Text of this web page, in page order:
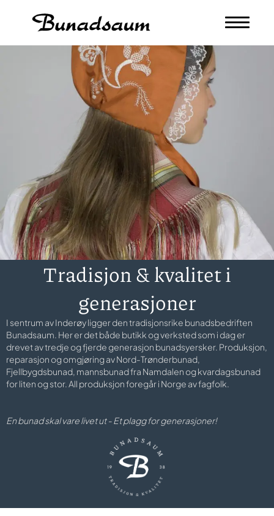
Tradisjon & kvalitet i
generasjoner
I sentrum av Inderøy ligger den tradisjonsrike bunadsbedriften
Bunadsaum. Her er det både butikk og verksted som i dag er
drevet av tredje og fjerde generasjon bunadsyersker. Produksjon,
reparasjon og omgjøring av Nord-Trønderbunad,
Fjellbygdsbunad, mannsbunad fra Namdalen og kvardagsbunad
for liten og stor. All produksjon foregår i Norge av fagfolk.
En bunad skal vare livet ut - Et plagg for generasjoner!